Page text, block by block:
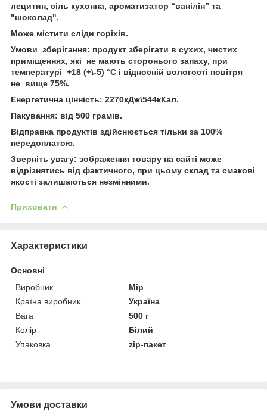
лецитин, сіль кухонна, ароматизатор “ванілін” та
"шоколад".
Може містити сліди горіхів.
Умови зберігання: продукт зберігати в сухих, чистих
приміщеннях, які не мають сторонього запаху, при
температурі +18 (+\-5) °C і відносній вологості повітря
не вище 75%.
Енергетична цінність: 2270кДж\544кКал.
Пакування: від 500 грамів.
Відправка продуктів здійснюється тільки за 100%
передоплатою.
Зверніть увагу: зображення товару на сайті може
відрізнятись від фактичного, при цьому склад та смакові
якості залишаються незмінними.
Приховати
Характеристики
Основні
Виробник
Мір
Країна виробник
Україна
Вага
500 г
Колір
Білий
Упаковка
zip-пакет
Умови доставки